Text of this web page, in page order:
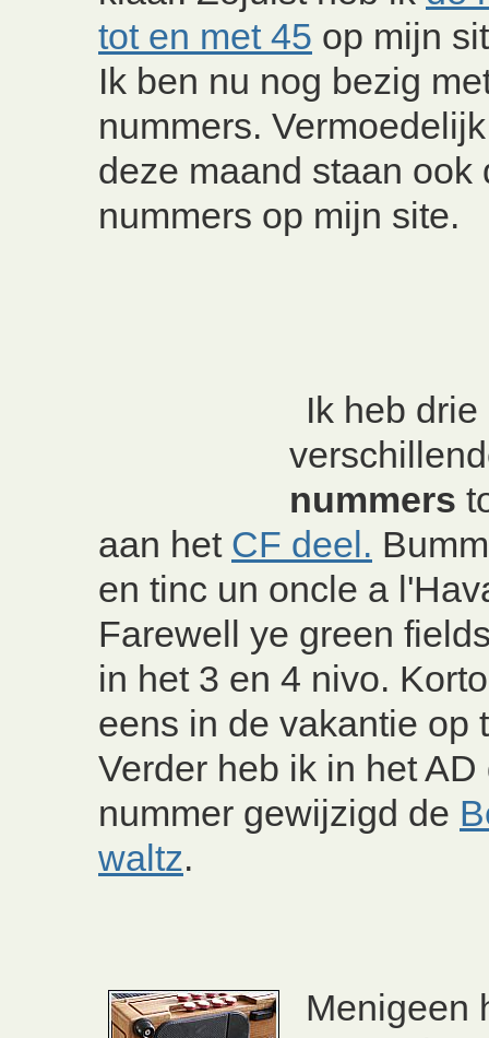
tot en met 45 op mijn
Ik ben nu nog bezig
nummers.
deze maand staan ook
nummers op mijn site.
Ik heb drie
nummers
aan het CF deel.
en tinc un oncle a
Farewell ye green
in het 3 en 4 nivo.
eens in de vakantie op
Verder heb ik in het
nummer gewijzigd de
waltz.
Menigeen